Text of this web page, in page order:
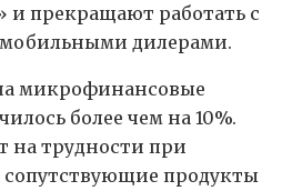
и прекращают работать с
дилерами.
микрофинансовые
более чем на 10%.
на трудности при
сопутствующие продукты